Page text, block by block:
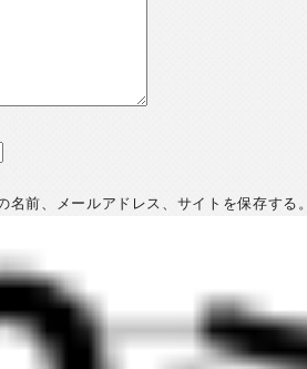
前、メールアドレス、サイトを保存する。